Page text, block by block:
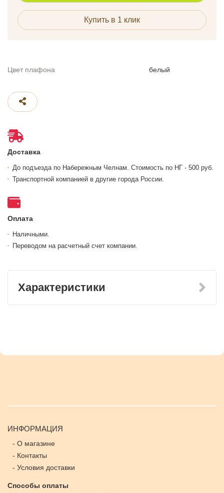
Купить в 1 клик
Цвет плафона белый
Доставка
До подъезда по Набережным Челнам. Стоимость по НГ - 500 руб.
Транспортной компанией в другие города России.
Оплата
Наличными.
Переводом на расчетный счет компании.
Характеристики
ИНФОРМАЦИЯ
- О магазине
- Контакты
- Условия доставки
Способы оплаты